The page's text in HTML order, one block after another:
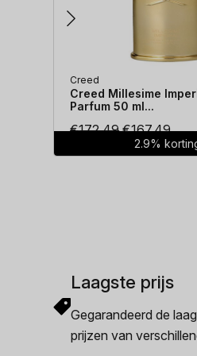
Creed
Creed Millesime
Parfum 50 ml...
€172.49
prijs
€167.49
prijs
2.9%
Laagste prijs
Gegarandeerd de
prijzen van